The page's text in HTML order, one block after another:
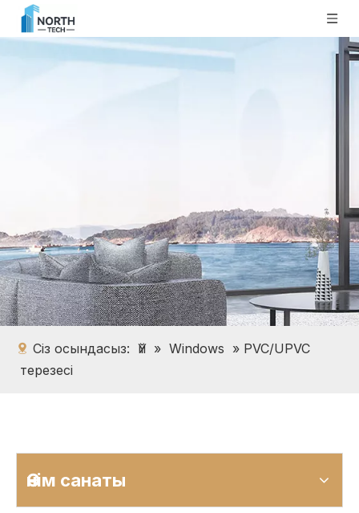
Сіз осындасыз: Үй » Windows » PVC/UPVC
терезесі
Өнім санаты